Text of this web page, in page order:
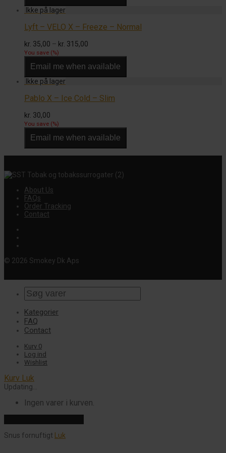
Lyft – VELO X – Freeze – Normal
kr. 35,00 – kr. 315,00
kr. 315,00
You save (%)
Email me when available
Pablo X – Ice Cold – Slim
kr. 30,00
You save (%)
Email me when available
About Us
FAQs
Order Tracking
Contact
© 2026 Smokey Dk Aps
Kategorier
FAQ
Contact
Kurv 0
Log ind
Wishlist
Kurv Luk
Updating…
Ingen varer i kurven.
Snus fornuftigt Luk